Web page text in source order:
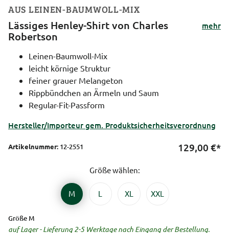
AUS LEINEN-BAUMWOLL-MIX
Lässiges Henley-Shirt von Charles
Robertson
mehr
Leinen-Baumwoll-Mix
leicht körnige Struktur
feiner grauer Melangeton
Rippbündchen an Ärmeln und Saum
Regular-Fit-Passform
Hersteller/Importeur gem. Produktsicherheitsverordnung
Artikelnummer: 12-2551 129,00 €*
Größe wählen:
M L XL XXL
Größe M
auf Lager - Lieferung 2-5 Werktage nach Eingang der Bestellung.